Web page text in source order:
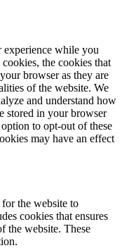
experience while you
the cookies that
browser as they are
of the website. We
and understand how
stored in your browser
to opt-out of these
may have an effect
for the website to
cookies that ensures
the website. These